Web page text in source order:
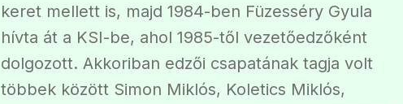
keret mellett is, majd 1984-ben Füzesséry Gyula
hívta át a KSI-be, ahol 1985-től vezetőedzőként
dolgozott. Akkoriban edzői csapatának tagja volt
többek között Simon Miklós, Koletics Miklós,